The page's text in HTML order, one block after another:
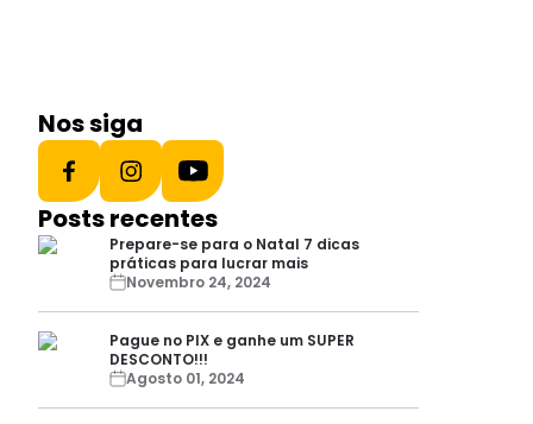
Nos siga
Posts recentes
Prepare-se para o Natal 7 dicas
práticas para lucrar mais
Novembro 24, 2024
Pague no PIX e ganhe um SUPER
DESCONTO!!!
Agosto 01, 2024